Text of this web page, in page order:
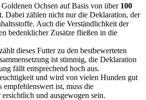
Ochsen auf Basis von über 100
Dabei zählen nicht nur die Deklaration, der
Auch die Verständlichkeit der
bedenklicher Zusätze fließen in die
zählt dieses Futter zu den bestbewerteten
ist stimmig, die Deklaration
fällt entsprechend hoch aus.
und wird von vielen Hunden gut
empfehlenswert ist, muss die
und ausgewogen sein.